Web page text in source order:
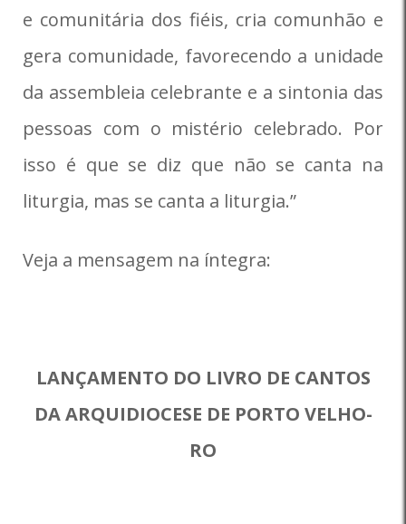
e comunitária dos fiéis, cria comunhão e
gera comunidade, favorecendo a unidade
da assembleia celebrante e a sintonia das
pessoas com o mistério celebrado. Por
isso é que se diz que não se canta na
liturgia, mas se canta a liturgia.”
Veja a mensagem na íntegra:
LANÇAMENTO DO LIVRO DE CANTOS
DA ARQUIDIOCESE DE PORTO VELHO-
RO